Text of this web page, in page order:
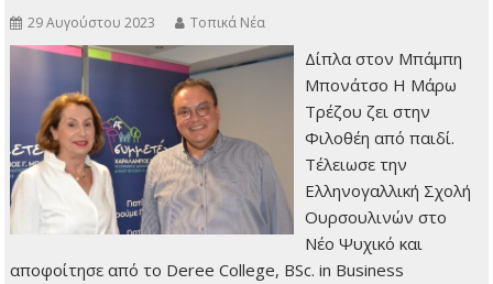
29 Αυγούστου 2023 Τοπικά Νέα
Δίπλα στον Μπάμπη
Μπονάτσο Η Μάρω
Τρέζου ζει στην
Φιλοθέη από παιδί.
Τέλειωσε την
Ελληνογαλλική Σχολή
Ουρσουλινών στο
Νέο Ψυχικό και
αποφοίτησε από το Deree College, BSc. in Business